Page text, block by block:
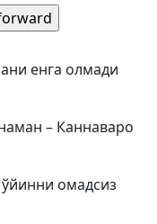
енга олмади
– Каннаваро
омадсиз